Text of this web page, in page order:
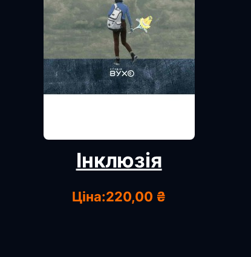
Інклюзія
Ціна:220,00 ₴